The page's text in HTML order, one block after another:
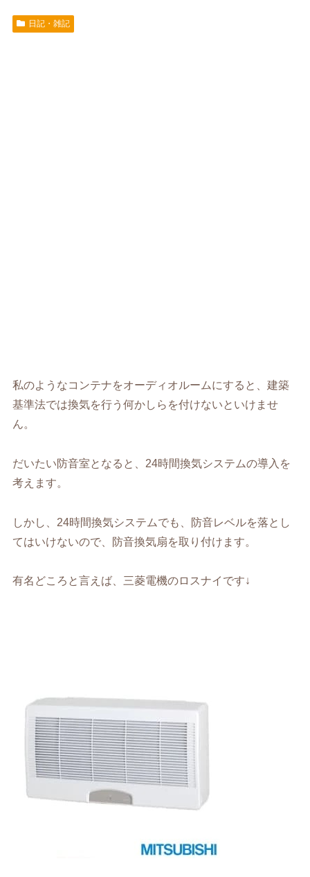
日記・雑記
私のようなコンテナをオーディオルームにすると、建築
基準法では換気を行う何かしらを付けないといけませ
ん。
だいたい防音室となると、24時間換気システムの導入を
考えます。
しかし、24時間換気システムでも、防音レベルを落とし
てはいけないので、防音換気扇を取り付けます。
有名どころと言えば、三菱電機のロスナイです↓